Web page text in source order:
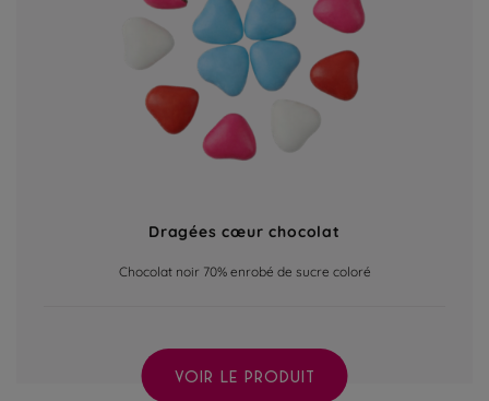
Dragées cœur chocolat
Chocolat noir 70% enrobé de sucre coloré
VOIR LE PRODUIT